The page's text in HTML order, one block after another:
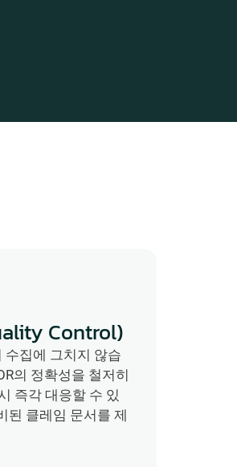
Control)
수집에 그치지 않습
의 정확성을 철저히
즉각 대응할 수 있
된 클레임 문서를 제